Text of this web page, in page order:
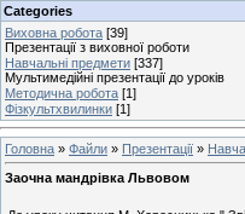
Categories
Виховна робота [39]
Презентації з виховної роботи
Навчальні предмети [337]
Мультимедійні презентації до уроків
Методична робота [1]
Фізкультхвилинки [1]
Головна » Файли » Презентації »
Заочна мандрівка Львовом